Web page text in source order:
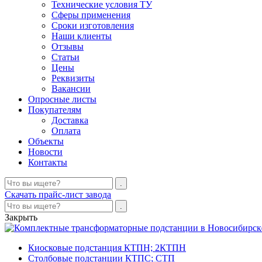
Технические условия ТУ
Сферы применения
Сроки изготовления
Наши клиенты
Отзывы
Статьи
Цены
Реквизиты
Вакансии
Опросные листы
Покупателям
Доставка
Оплата
Объекты
Новости
Контакты
Скачать прайс-лист завода
Закрыть
Киосковые подстанция КТПН; 2КТПН
Столбовые подстанции КТПС; СТП